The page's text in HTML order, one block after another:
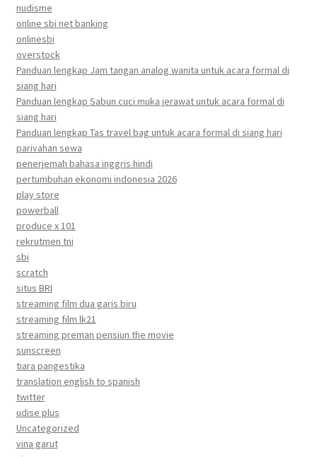
nudisme
online sbi net banking
onlinesbi
overstock
Panduan lengkap Jam tangan analog wanita untuk acara formal di
siang hari
Panduan lengkap Sabun cuci muka jerawat untuk acara formal di
siang hari
Panduan lengkap Tas travel bag untuk acara formal di siang hari
parivahan sewa
penerjemah bahasa inggris hindi
pertumbuhan ekonomi indonesia 2026
play store
powerball
produce x 101
rekrutmen tni
sbi
scratch
situs BRI
streaming film dua garis biru
streaming film lk21
streaming preman pensiun the movie
sunscreen
tiara pangestika
translation english to spanish
twitter
udise plus
Uncategorized
vina garut